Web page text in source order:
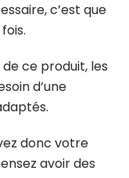
c’est que
ce produit, les
d’une
donc votre
avoir des